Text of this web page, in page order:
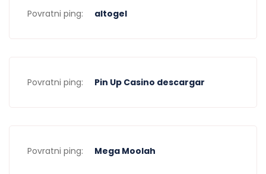
Povratni ping: altogel
Povratni ping: Pin Up Casino descargar
Povratni ping: Mega Moolah